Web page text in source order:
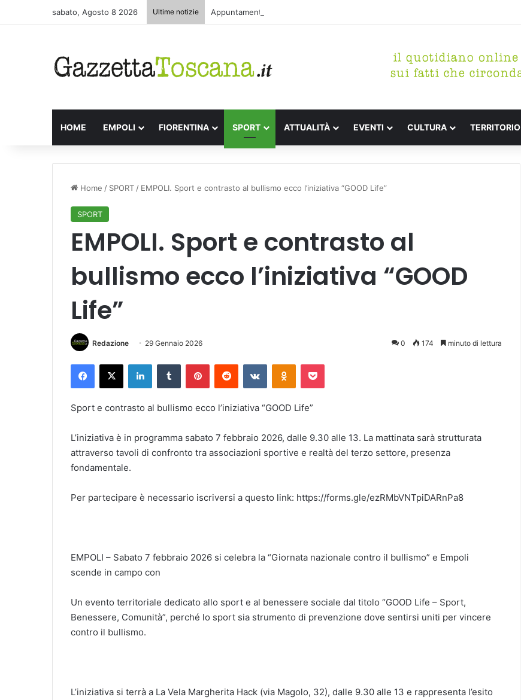
sabato, Agosto 8 2026 Ultime notizie Appuntamenti letterari Festa de l’Unità Certaldo
HOME EMPOLI FIORENTINA SPORT ATTUALITÀ EVENTI CULTURA TERRITORIO
Home / SPORT / EMPOLI. Sport e contrasto al bullismo ecco l’iniziativa “GOOD Life”
SPORT
EMPOLI. Sport e contrasto al
bullismo ecco l’iniziativa “GOOD
Life”
Redazione 29 Gennaio 2026 0 174 minuto di lettura
Sport e contrasto al bullismo ecco l’iniziativa “GOOD Life”
L’iniziativa è in programma sabato 7 febbraio 2026, dalle 9.30 alle 13. La mattinata sarà strutturata
attraverso tavoli di confronto tra associazioni sportive e realtà del terzo settore, presenza
fondamentale.
Per partecipare è necessario iscriversi a questo link: https://forms.gle/ezRMbVNTpiDARnPa8
EMPOLI – Sabato 7 febbraio 2026 si celebra la “Giornata nazionale contro il bullismo” e Empoli
scende in campo con
Un evento territoriale dedicato allo sport e al benessere sociale dal titolo “GOOD Life – Sport,
Benessere, Comunità”, perché lo sport sia strumento di prevenzione dove sentirsi uniti per vincere
contro il bullismo.
L’iniziativa si terrà a La Vela Margherita Hack (via Magolo, 32), dalle 9.30 alle 13 e rappresenta l’esito